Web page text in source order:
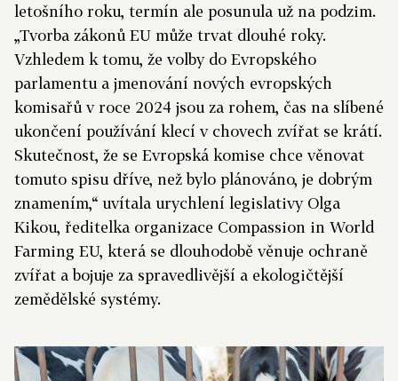
letošního roku, termín ale posunula už na podzim.
„Tvorba zákonů EU může trvat dlouhé roky.
Vzhledem k tomu, že volby do Evropského
parlamentu a jmenování nových evropských
komisařů v roce 2024 jsou za rohem, čas na slíbené
ukončení používání klecí v chovech zvířat se krátí.
Skutečnost, že se Evropská komise chce věnovat
tomuto spisu dříve, než bylo plánováno, je dobrým
znamením,“ uvítala urychlení legislativy Olga
Kikou, ředitelka organizace Compassion in World
Farming EU, která se dlouhodobě věnuje ochraně
zvířat a bojuje za spravedlivější a ekologičtější
zemědělské systémy.